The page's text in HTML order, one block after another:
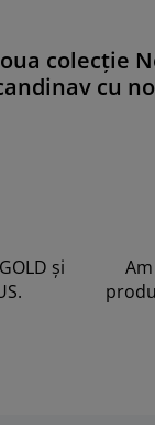
colecție
cu
și